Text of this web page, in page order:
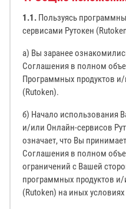
1.1. Пользуясь
сервисами Рутокен
а) Вы заранее
Соглашения в полном
Программных продуктов
(Rutoken).
б) Начало использования
и/или Онлайн-сервисов
означает, что Вы
Соглашения в полном
ограничений с Вашей
программных продуктов
(Rutoken) на иных условиях